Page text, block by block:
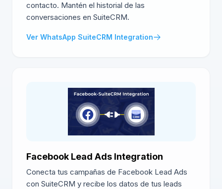
contacto. Mantén el historial de las
conversaciones en SuiteCRM.
Ver WhatsApp SuiteCRM Integration
Facebook Lead Ads Integration
Conecta tus campañas de Facebook Lead Ads
con SuiteCRM y recibe los datos de tus leads